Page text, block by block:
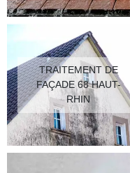
TRAITEMENT DE
FAÇADE 68 HAUT-
RHIN